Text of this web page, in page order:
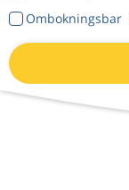
Ombokningsbar